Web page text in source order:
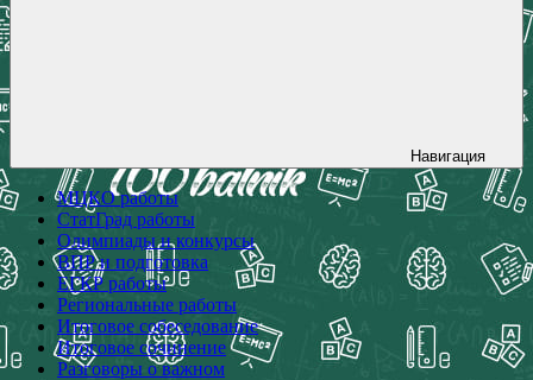
Навигация
МЦКО работы
СтатГрад работы
Олимпиады и конкурсы
ВПР и подготовка
ЕГКР работы
Региональные работы
Итоговое собеседование
Итоговое сочинение
Разговоры о важном